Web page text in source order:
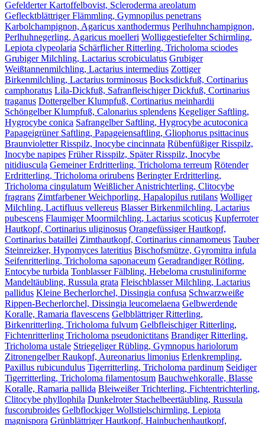
Gefelderter Kartoffelbovist, Scleroderma areolatum
Geflecktblättriger Flämmling, Gymnopilus penetrans
Karbolchampignon, Agaricus xanthodermus Perlhuhnchampignon,
Perlhuhnegerling, Agaricus moelleri Wolliggestiefelter Schirmling,
Lepiota clypeolaria Schärflicher Ritterling, Tricholoma sciodes
Grubiger Milchling, Lactarius scrobiculatus Grubiger
Weißtannenmilchling, Lactarius intermedius Zottiger
Birkenmilchling, Lactarius torminosus Bocksdickfuß, Cortinarius
camphoratus Lila-Dickfuß, Safranfleischiger Dickfuß, Cortinarius
traganus Dottergelber Klumpfuß, Cortinarius meinhardii
Schöngelber Klumpfuß, Calonarius splendens Kegeliger Saftling,
Hygrocybe conica Safrangelber Saftling, Hygrocybe acutoconica
Papageigrüner Saftling, Papageiensaftling, Gliophorus psittacinus
Braunvioletter Risspilz, Inocybe cincinnata Rübenfüßiger Risspilz,
Inocybe napipes Früher Risspilz, Später Risspilz, Inocybe
nitidiuscula Gemeiner Erdritterling, Tricholoma terreum Rötender
Erdritterling, Tricholoma orirubens Beringter Erdritterling,
Tricholoma cingulatum Weißlicher Anistrichterling, Clitocybe
fragrans Zimtfarbener Weichporling, Hapalopilus rutilans Wolliger
Milchling, Lactifluus vellereus Blasser Birkenmilchling, Lactarius
pubescens Flaumiger Moormilchling, Lactarius scoticus Kupferroter
Hautkopf, Cortinarius uliginosus Orangefüssiger Hautkopf,
Cortinarius bataillei Zimthautkopf, Cortinarius cinnamomeus Tauber
Steinreizker, Hypomyces lateritius Bischofsmütze, Gyromitra infula
Seifenritterling, Tricholoma saponaceum Geradrandiger Rötling,
Entocybe turbida Tonblasser Fälbling, Hebeloma crustuliniforme
Mandeltäubling, Russula grata Fleischblasser Milchling, Lactarius
pallidus Kleine Becherlorchel, Dissingia confusa Schwarzweiße
Rippen-Becherlorchel, Dissingia leucomelaena Gelbwerdende
Koralle, Ramaria flavescens Gelbblättriger Ritterling,
Birkenritterling, Tricholoma fulvum Gelbfleischiger Ritterling,
Fichtenritterling Tricholoma pseudonictitans Brandiger Ritterling,
Tricholoma ustale Striegeliger Rübling, Gymnopus hariolorum
Zitronengelber Raukopf, Aureonarius limonius Erlenkrempling,
Paxillus rubicundulus Tigerritterling, Tricholoma pardinum Seidiger
Tigerritterling, Tricholoma filamentosum Bauchwehkoralle, Blasse
Koralle, Ramaria pallida Bleiweißer Trichterling, Fichtentrichterling,
Clitocybe phyllophila Dunkelroter Stachelbeertäubling, Russula
fuscorubroides Gelbflockiger Wollstielschirmling, Lepiota
magnispora Grünblättriger Hautkopf, Hainbuchenhautkopf,